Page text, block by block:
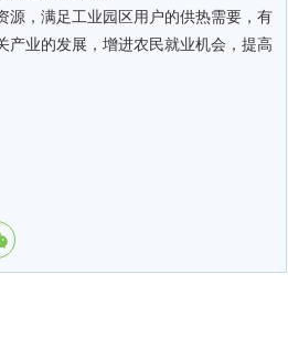
源，满足工业园区用户的供热需要，有
产业的发展，增进农民就业机会，提高